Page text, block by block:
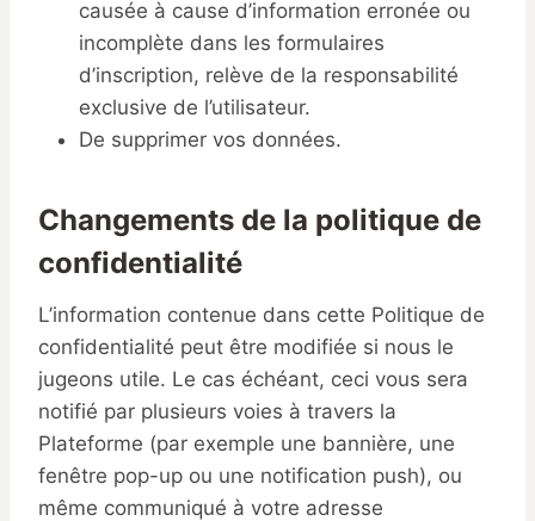
causée à cause d’information erronée ou
incomplète dans les formulaires
d’inscription, relève de la responsabilité
exclusive de l’utilisateur.
De supprimer vos données.
Changements de la politique de
confidentialité
L’information contenue dans cette Politique de
confidentialité peut être modifiée si nous le
jugeons utile. Le cas échéant, ceci vous sera
notifié par plusieurs voies à travers la
Plateforme (par exemple une bannière, une
fenêtre pop-up ou une notification push), ou
même communiqué à votre adresse